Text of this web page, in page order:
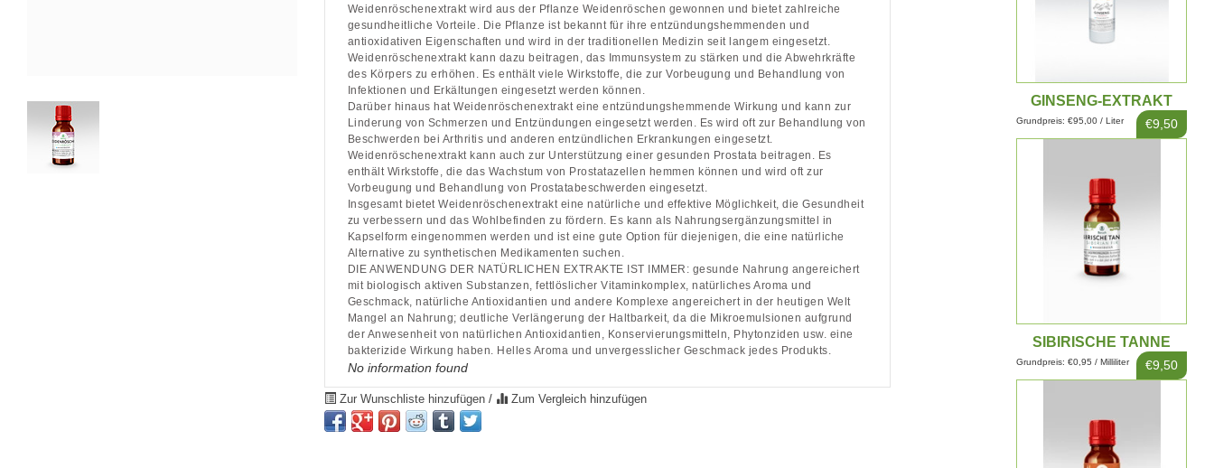
Weidenröschenextrakt wird aus der Pflanze Weidenröschen gewonnen und bietet zahlreiche
gesundheitliche Vorteile. Die Pflanze ist bekannt für ihre entzündungshemmenden und
antioxidativen Eigenschaften und wird in der traditionellen Medizin seit langem eingesetzt.
Weidenröschenextrakt kann dazu beitragen, das Immunsystem zu stärken und die Abwehrkräfte
des Körpers zu erhöhen. Es enthält viele Wirkstoffe, die zur Vorbeugung und Behandlung von
Infektionen und Erkältungen eingesetzt werden können.
Darüber hinaus hat Weidenröschenextrakt eine entzündungshemmende Wirkung und kann zur
Linderung von Schmerzen und Entzündungen eingesetzt werden. Es wird oft zur Behandlung von
Beschwerden bei Arthritis und anderen entzündlichen Erkrankungen eingesetzt.
Weidenröschenextrakt kann auch zur Unterstützung einer gesunden Prostata beitragen. Es
enthält Wirkstoffe, die das Wachstum von Prostatazellen hemmen können und wird oft zur
Vorbeugung und Behandlung von Prostatabeschwerden eingesetzt.
Insgesamt bietet Weidenröschenextrakt eine natürliche und effektive Möglichkeit, die Gesundheit
zu verbessern und das Wohlbefinden zu fördern. Es kann als Nahrungsergänzungsmittel in
Kapselform eingenommen werden und ist eine gute Option für diejenigen, die eine natürliche
Alternative zu synthetischen Medikamenten suchen.
DIE ANWENDUNG DER NATÜRLICHEN EXTRAKTE IST IMMER: gesunde Nahrung angereichert
mit biologisch aktiven Substanzen, fettlöslicher Vitaminkomplex, natürliches Aroma und
Geschmack, natürliche Antioxidantien und andere Komplexe angereichert in der heutigen Welt
Mangel an Nahrung; deutliche Verlängerung der Haltbarkeit, da die Mikroemulsionen aufgrund
der Anwesenheit von natürlichen Antioxidantien, Konservierungsmitteln, Phytonziden usw. eine
bakterizide Wirkung haben. Helles Aroma und unvergesslicher Geschmack jedes Produkts.
No information found
Zur Wunschliste hinzufügen / Zum Vergleich hinzufügen
GINSENG-EXTRAKT
100ML
€9,50
Grundpreis: €95,00 / Liter
SIBIRISCHE TANNE
EXTRAKT 10ML€9,50
Grundpreis: €0,95 / Milliliter